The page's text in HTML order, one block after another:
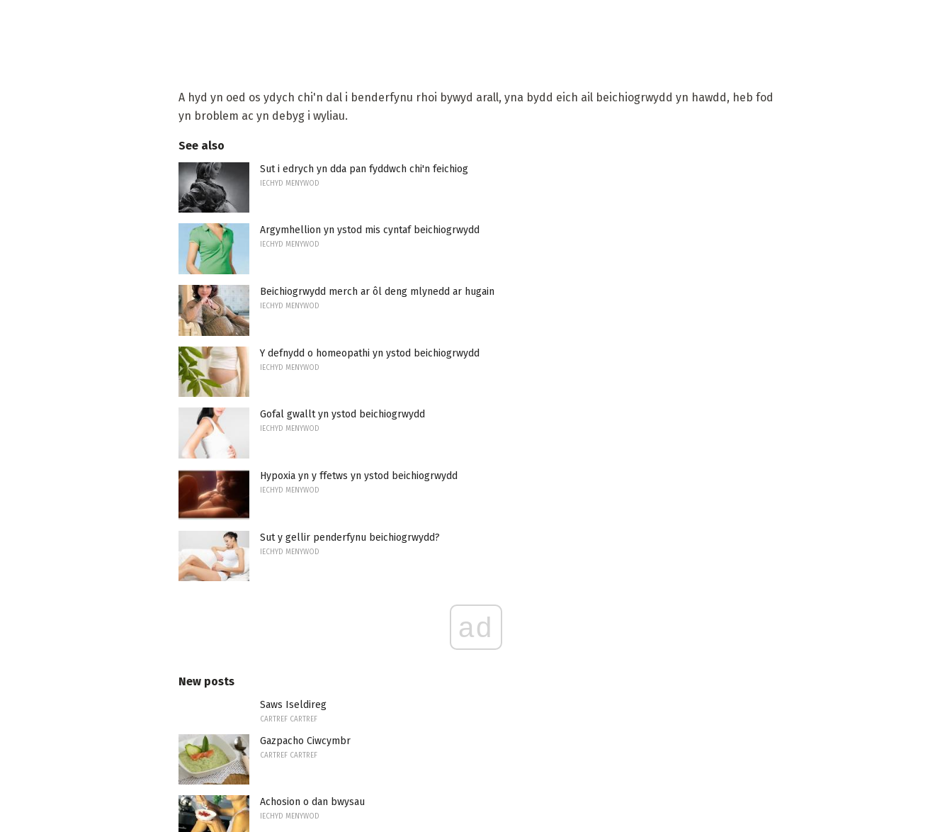
A hyd yn oed os ydych chi'n dal i benderfynu rhoi bywyd arall, yna bydd eich ail beichiogrwydd yn hawdd, heb fod
yn broblem ac yn debyg i wyliau.
See also
Sut i edrych yn dda pan fyddwch chi'n feichiog
IECHYD MENYWOD
Argymhellion yn ystod mis cyntaf beichiogrwydd
IECHYD MENYWOD
Beichiogrwydd merch ar ôl deng mlynedd ar hugain
IECHYD MENYWOD
Y defnydd o homeopathi yn ystod beichiogrwydd
IECHYD MENYWOD
Gofal gwallt yn ystod beichiogrwydd
IECHYD MENYWOD
Hypoxia yn y ffetws yn ystod beichiogrwydd
IECHYD MENYWOD
Sut y gellir penderfynu beichiogrwydd?
IECHYD MENYWOD
ad
New posts
Saws Iseldireg
CARTREF CARTREF
Gazpacho Ciwcymbr
CARTREF CARTREF
Achosion o dan bwysau
IECHYD MENYWOD